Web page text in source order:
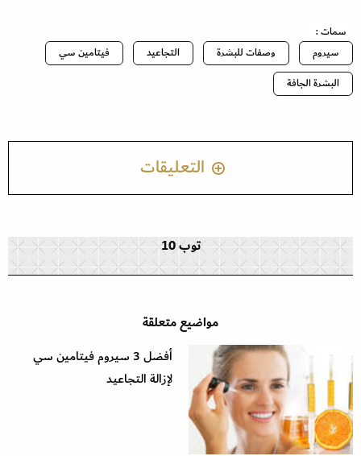
سمات :
سيروم
وصفات للبشرة التجاعيد
فيتامين سي
البشرة الجافة
التعليقات
توب 10
مواضيع متعلقة
أفضل 3 سيروم فيتامين سي
لإزالة التجاعيد